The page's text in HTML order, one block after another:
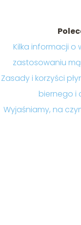
Kilka informacji o
zastosowaniu
Zasady i korzyści
biernego i
Wyjaśniamy, na